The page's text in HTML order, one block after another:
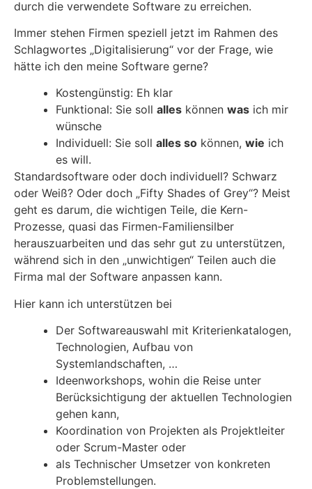
durch die verwendete Software zu erreichen.
Immer stehen Firmen speziell jetzt im Rahmen des
Schlagwortes „Digitalisierung“ vor der Frage, wie
hätte ich den meine Software gerne?
Kostengünstig: Eh klar
Funktional: Sie soll alles können was ich mir
wünsche
Individuell: Sie soll alles so können, wie ich
es will.
Standardsoftware oder doch individuell? Schwarz
oder Weiß? Oder doch „Fifty Shades of Grey“? Meist
geht es darum, die wichtigen Teile, die Kern-
Prozesse, quasi das Firmen-Familiensilber
herauszuarbeiten und das sehr gut zu unterstützen,
während sich in den „unwichtigen“ Teilen auch die
Firma mal der Software anpassen kann.
Hier kann ich unterstützen bei
Der Softwareauswahl mit Kriterienkatalogen,
Technologien, Aufbau von
Systemlandschaften, …
Ideenworkshops, wohin die Reise unter
Berücksichtigung der aktuellen Technologien
gehen kann,
Koordination von Projekten als Projektleiter
oder Scrum-Master oder
als Technischer Umsetzer von konkreten
Problemstellungen.